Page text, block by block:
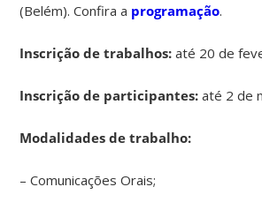
(Belém). Confira a programação.
Inscrição de trabalhos: até 20 de
Inscrição de participantes: até 2 de
Modalidades de trabalho:
– Comunicações Orais;